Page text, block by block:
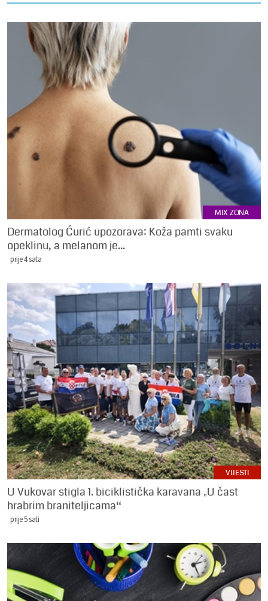
MIX ZONA
Dermatolog Ćurić upozorava: Koža pamti svaku
opeklinu, a melanom je...
prije 4 sata
VIJESTI
U Vukovar stigla 1. biciklistička karavana „U čast
hrabrim braniteljicama“
prije 5 sati